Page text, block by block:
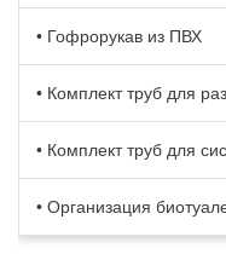
• Гофрорукав из ПВХ
• Комплект труб для
• Комплект труб для
• Организация